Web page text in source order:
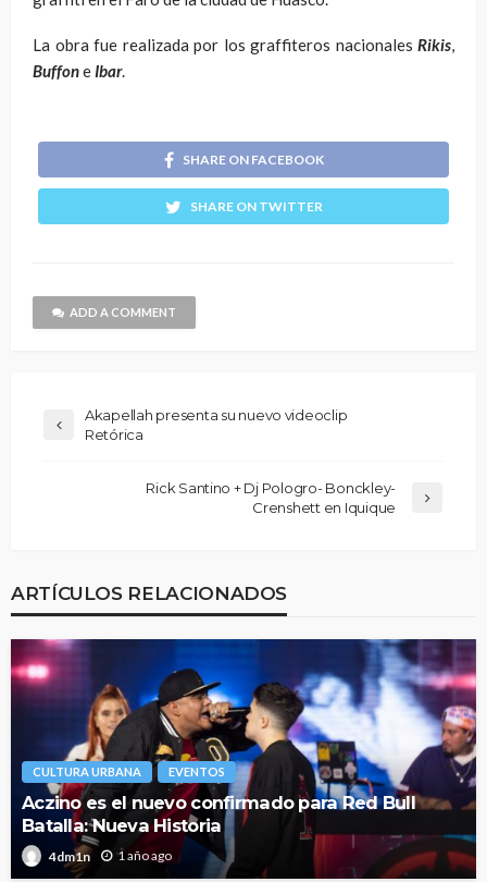
La obra fue realizada por los graffiteros nacionales Rikis,
Buffone Ibar.
SHARE ON FACEBOOK
SHARE ON TWITTER
ADD A COMMENT
Akapellah presenta su nuevo videoclip
Retórica
Rick Santino + Dj Pologro- Bonckley-
Crenshett en Iquique
ARTÍCULOS RELACIONADOS
CULTURA URBANA EVENTOS
Aczino es el nuevo confirmado para Red Bull
Batalla: Nueva Historia
4dm1n 1 año ago